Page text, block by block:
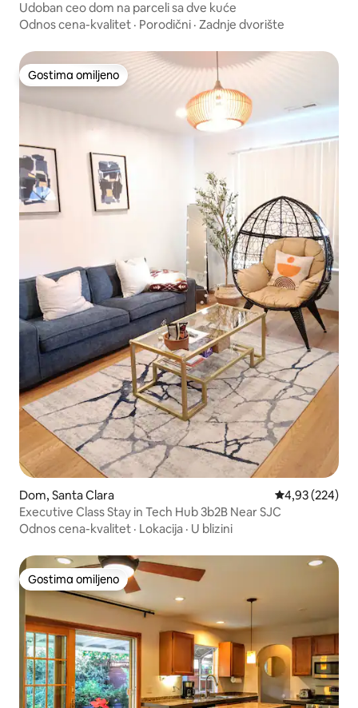
Udoban ceo dom na parceli sa dve kuće
Odnos cena-kvalitet · Porodični · Zadnje dvorište
Gostima omiljeno
Gostima omiljeno
Dom, Santa Clara Prosečna
4,93 (224)
Executive Class Stay in Tech Hub 3b2B Near SJC
Odnos cena-kvalitet · Lokacija · U blizini
Gostima omiljeno
Gostima omiljeno